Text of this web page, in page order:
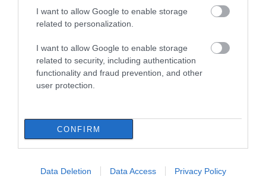
I want to allow Google to enable storage
related to personalization.
I want to allow Google to enable storage
related to security, including authentication
functionality and fraud prevention, and other
user protection.
CONFIRM
Data Deletion Data Access Privacy Policy
Ποιοι και γιατί θα πάρουν διπλάσια
σύνταξη τον Αύγουστο
Δείτε τι έκανε Δήμος της Εύβοιας για
τις φωτιές
Μητέρα και γιος οι νεκροί από τη
σύγκρουση αυτοκινήτου με φορτηγό
Όλες οι τελευταίες ειδήσεις